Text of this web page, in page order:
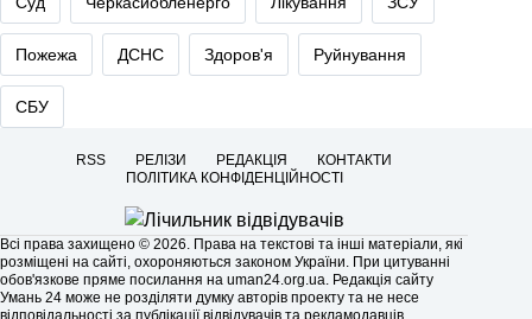
Пожежа ДСНС Здоров'я Руйнування
СБУ
RSS РЕЛІЗИ РЕДАКЦІЯ
КОНТАКТИ
ПОЛІТИКА КОНФІДЕНЦІЙНОСТІ
Всі права захищено © 2026. Права на текстові та інші матеріали, які
розміщені на сайті, охороняються законом України. При цитуванні
обов'язкове пряме посилання на uman24.org.ua. Редакція сайту
Умань 24 може не розділяти думку авторів проекту та не несе
відповідальності за публікації відвідувачів та рекламодавців.